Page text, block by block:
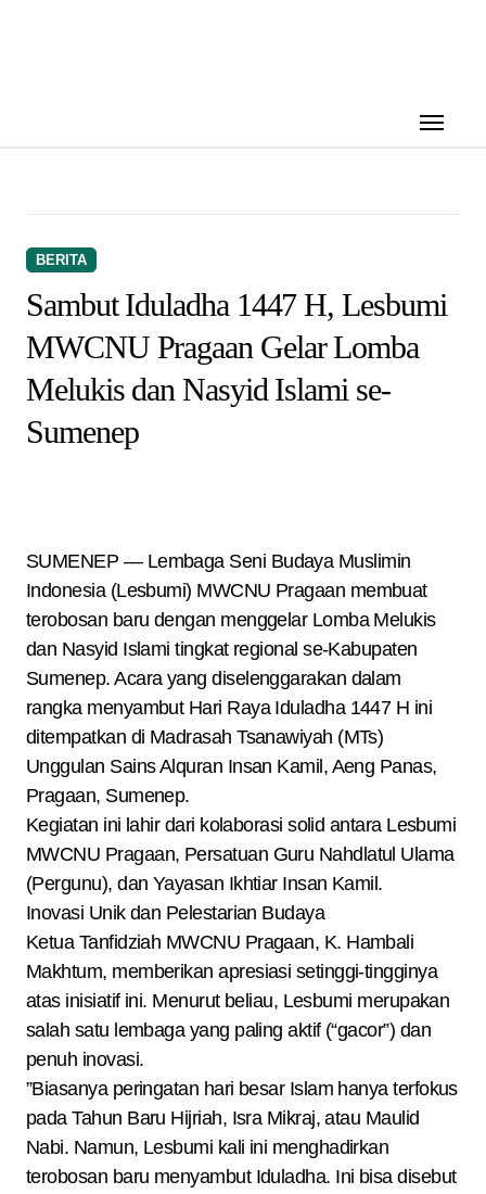
BERITA
Sambut Iduladha 1447 H, Lesbumi
MWCNU Pragaan Gelar Lomba
Melukis dan Nasyid Islami se-
Sumenep
SUMENEP — Lembaga Seni Budaya Muslimin
Indonesia (Lesbumi) MWCNU Pragaan membuat
terobosan baru dengan menggelar Lomba Melukis
dan Nasyid Islami tingkat regional se-Kabupaten
Sumenep. Acara yang diselenggarakan dalam
rangka menyambut Hari Raya Iduladha 1447 H ini
ditempatkan di Madrasah Tsanawiyah (MTs)
Unggulan Sains Alquran Insan Kamil, Aeng Panas,
Pragaan, Sumenep.
​Kegiatan ini lahir dari kolaborasi solid antara Lesbumi
MWCNU Pragaan, Persatuan Guru Nahdlatul Ulama
(Pergunu), dan Yayasan Ikhtiar Insan Kamil.
​Inovasi Unik dan Pelestarian Budaya
​Ketua Tanfidziah MWCNU Pragaan, K. Hambali
Makhtum, memberikan apresiasi setinggi-tingginya
atas inisiatif ini. Menurut beliau, Lesbumi merupakan
salah satu lembaga yang paling aktif (“gacor”) dan
penuh inovasi.
​”Biasanya peringatan hari besar Islam hanya terfokus
pada Tahun Baru Hijriah, Isra Mikraj, atau Maulid
Nabi. Namun, Lesbumi kali ini menghadirkan
terobosan baru menyambut Iduladha. Ini bisa disebut